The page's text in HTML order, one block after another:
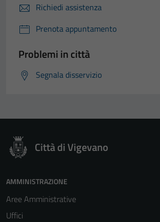
Richiedi assistenza
Prenota appuntamento
Problemi in città
Segnala disservizio
Città di Vigevano
AMMINISTRAZIONE
Aree Amministrative
Uffici